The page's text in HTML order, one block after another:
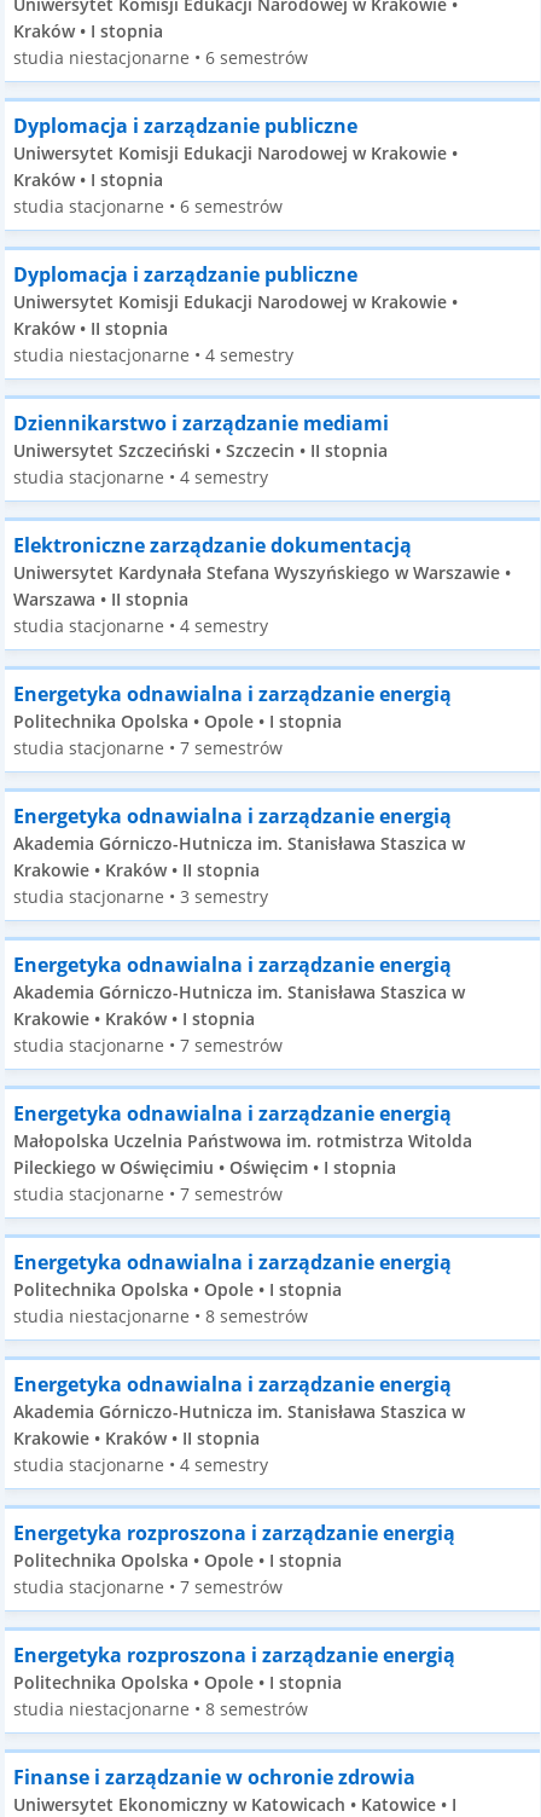
Kraków • I stopnia
studia niestacjonarne • 6 semestrów
Dyplomacja i zarządzanie publiczne
Uniwersytet Komisji Edukacji Narodowej w Krakowie •
Kraków • I stopnia
studia stacjonarne • 6 semestrów
Dyplomacja i zarządzanie publiczne
Uniwersytet Komisji Edukacji Narodowej w Krakowie •
Kraków • II stopnia
studia niestacjonarne • 4 semestry
Dziennikarstwo i zarządzanie mediami
Uniwersytet Szczeciński • Szczecin • II stopnia
studia stacjonarne • 4 semestry
Elektroniczne zarządzanie dokumentacją
Uniwersytet Kardynała Stefana Wyszyńskiego w Warszawie •
Warszawa • II stopnia
studia stacjonarne • 4 semestry
Energetyka odnawialna i zarządzanie energią
Politechnika Opolska • Opole • I stopnia
studia stacjonarne • 7 semestrów
Energetyka odnawialna i zarządzanie energią
Akademia Górniczo-Hutnicza im. Stanisława Staszica w
Krakowie • Kraków • II stopnia
studia stacjonarne • 3 semestry
Energetyka odnawialna i zarządzanie energią
Akademia Górniczo-Hutnicza im. Stanisława Staszica w
Krakowie • Kraków • I stopnia
studia stacjonarne • 7 semestrów
Energetyka odnawialna i zarządzanie energią
Małopolska Uczelnia Państwowa im. rotmistrza Witolda
Pileckiego w Oświęcimiu • Oświęcim • I stopnia
studia stacjonarne • 7 semestrów
Energetyka odnawialna i zarządzanie energią
Politechnika Opolska • Opole • I stopnia
studia niestacjonarne • 8 semestrów
Energetyka odnawialna i zarządzanie energią
Akademia Górniczo-Hutnicza im. Stanisława Staszica w
Krakowie • Kraków • II stopnia
studia stacjonarne • 4 semestry
Energetyka rozproszona i zarządzanie energią
Politechnika Opolska • Opole • I stopnia
studia stacjonarne • 7 semestrów
Energetyka rozproszona i zarządzanie energią
Politechnika Opolska • Opole • I stopnia
studia niestacjonarne • 8 semestrów
Finanse i zarządzanie w ochronie zdrowia
Uniwersytet Ekonomiczny w Katowicach • Katowice • I